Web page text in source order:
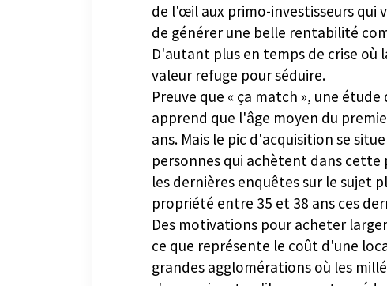
de l'œil aux primo-investisseurs qui
de générer une belle rentabilité
D'autant plus en temps de crise où
valeur refuge pour séduire.
Preuve que « ça match », une
apprend que l'âge moyen du
ans. Mais le pic d'acquisition se
personnes qui achètent dans
les dernières enquêtes sur le sujet
propriété entre 35 et 38 ans ces
Des motivations pour acheter
ce que représente le coût d'une
grandes agglomérations où les